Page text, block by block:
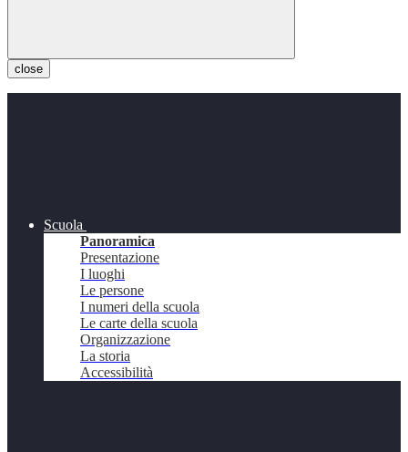
close
Scuola
Panoramica
Presentazione
I luoghi
Le persone
I numeri della scuola
Le carte della scuola
Organizzazione
La storia
Accessibilità